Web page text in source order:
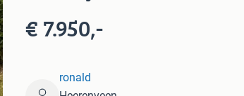
€ 7.950,-
ronald